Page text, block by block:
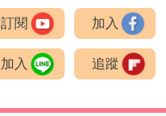
訂閱 加入
加入 追蹤